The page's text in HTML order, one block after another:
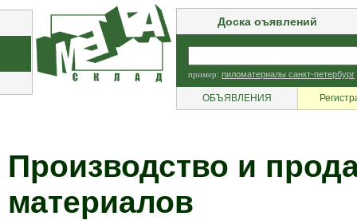
Доска оъявлений
пример: пиломатериалы санкт-петербург
ОБЪЯВЛЕНИЯ
Производство и
материалов